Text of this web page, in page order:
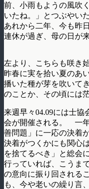
前、小雨もようの風吹
いたね。」とつぶやい
あれから二年、今も昨
連休が過ぎ、母の日が
左より、こちらも咲き
昨春に実を拾い夏のあ
播いた種が芽を吹いて
のことか、その頃には
来週早々04.09には士協
会が開催される。 一
善問題」に一応の決着
決着がつくかにも関心
を捨てるべき」と総会
行っていれば、こうま
の意向に振り回される
も、今や老いの繰り言